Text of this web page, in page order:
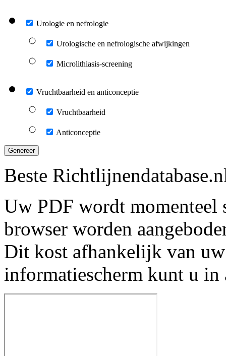
Urologie en nefrologie
Urologische en nefrologische afwijkingen
Microlithiasis-screening
Vruchtbaarheid en anticonceptie
Vruchtbaarheid
Anticonceptie
Genereer
Beste
Uw PDF wordt momenteel
browser worden
Dit kost afhankelijk van
informatiescherm kunt u